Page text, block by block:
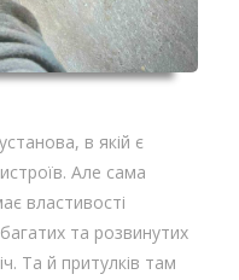
в якій є
Але сама
властивості
та розвинутих
Та й притулків там